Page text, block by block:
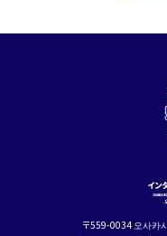
〒559-0034 오사카